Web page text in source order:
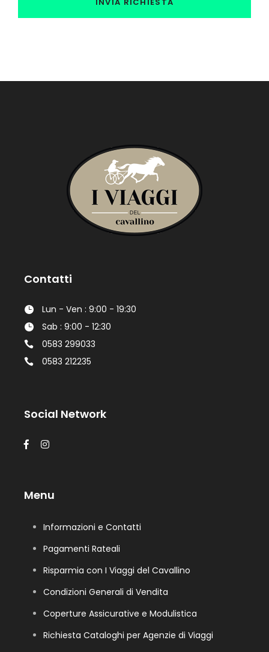
Contatti
Lun - Ven : 9:00 - 19:30
Sab : 9:00 - 12:30
0583 299033
0583 212235
Social Network
Menu
Informazioni e Contatti
Pagamenti Rateali
Risparmia con I Viaggi del Cavallino
Condizioni Generali di Vendita
Coperture Assicurative e Modulistica
Richiesta Cataloghi per Agenzie di Viaggi